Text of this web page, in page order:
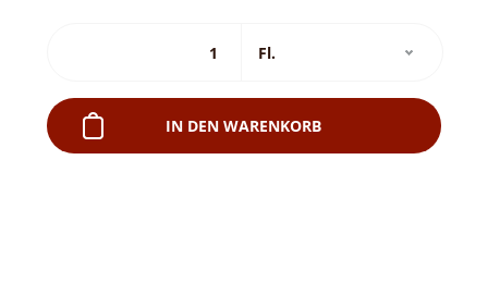
IN DEN WARENKORB